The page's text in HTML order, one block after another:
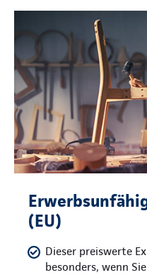
(EU)
Dieser preiswerte
besonders, wenn